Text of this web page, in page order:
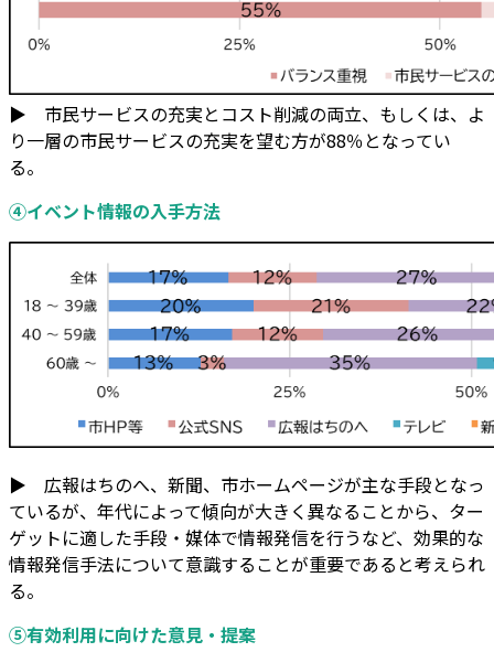
▶ 市民サービスの充実とコスト削減の両立、もしくは、よ
り一層の市民サービスの充実を望む方が88％となってい
る。
④イベント情報の入手方法
▶ 広報はちのへ、新聞、市ホームページが主な手段となっ
ているが、年代によって傾向が大きく異なることから、ター
ゲットに適した手段・媒体で情報発信を行うなど、効果的な
情報発信手法について意識することが重要であると考えられ
る。
⑤有効利用に向けた意見・提案